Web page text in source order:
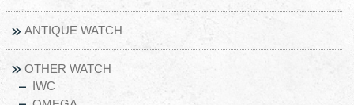
ANTIQUE WATCH
OTHER WATCH
IWC